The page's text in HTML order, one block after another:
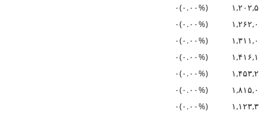
(۰.۰۰%)۰
(۰.۰۰%)۰
(۰.۰۰%)۰
(۰.۰۰%)۰
(۰.۰۰%)۰
(۰.۰۰%)۰
(۰.۰۰%)۰